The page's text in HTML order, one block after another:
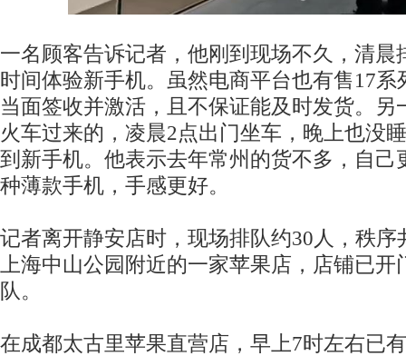
一名顾客告诉记者，他刚到现场不久，清晨
时间体验新手机。虽然电商平台也有售17系
当面签收并激活，且不保证能及时发货。另
火车过来的，凌晨2点出门坐车，晚上也没
到新手机。他表示去年常州的货不多，自己
种薄款手机，手感更好。
记者离开静安店时，现场排队约30人，秩序
上海中山公园附近的一家苹果店，店铺已开
队。
在成都太古里苹果直营店，早上7时左右已